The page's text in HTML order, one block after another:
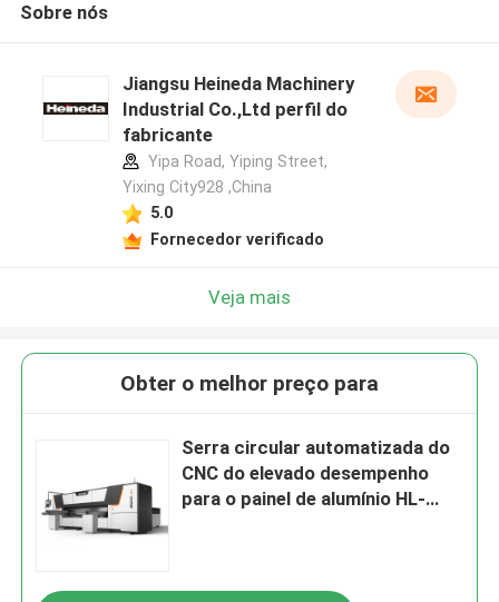
Sobre nós
Jiangsu Heineda Machinery
Industrial Co.,Ltd perfil do
fabricante
Yipa Road, Yiping Street,
Yixing City928 ,China
5.0
Fornecedor verificado
Veja mais
Obter o melhor preço para
Serra circular automatizada do
CNC do elevado desempenho
para o painel de alumínio HL-